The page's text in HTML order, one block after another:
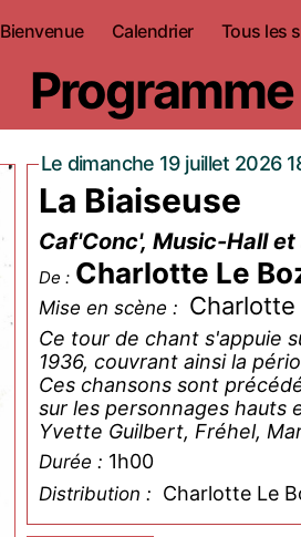
Bienvenue Calendrier Tous les
Programme
Le dimanche 19 juillet 2026
La Biaiseuse
Caf'Conc', Music-Hall
De : Charlotte Le
Mise en scène : Charlotte
Ce tour de chant s'appuie
1936, couvrant ainsi la
Ces chansons sont
sur les personnages hauts
Yvette Guilbert, Fréhel,
Durée : 1h00
Distribution : Charlotte Le